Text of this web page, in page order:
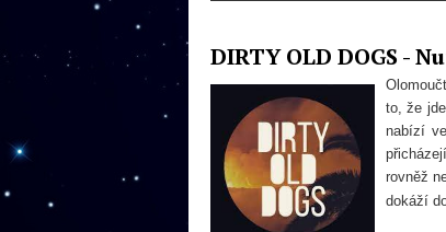
DIRTY OLD DOGS -
to, že
nabízí
rovněž
dokáží